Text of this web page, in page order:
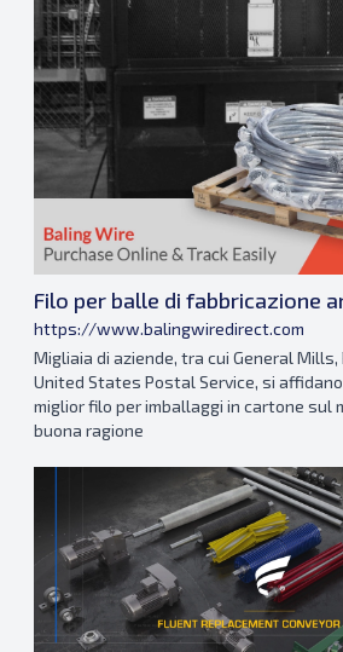
Filo per balle di fabbricazione
https://www.balingwiredirect.com
Migliaia di aziende, tra cui General
United States Postal Service, si
miglior filo per imballaggi in cartone sul
buona ragione